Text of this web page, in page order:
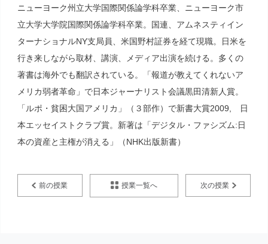
ニューヨーク州立大学国際関係論学科卒業、ニューヨーク市
立大学大学院国際関係論学科卒業。国連、アムネスティイン
ターナショナルNY支局員、米国野村証券を経て現職。日米を
行き来しながら取材、講演、メディア出演を続ける。多くの
著書は海外でも翻訳されている。「報道が教えてくれないア
メリカ弱者革命」で日本ジャーナリスト会議黒田清新人賞。
「ルポ・貧困大国アメリカ」（３部作）で新書大賞2009, 日
本エッセイストクラブ賞。新著は「デジタル・ファシズム:日
本の資産と主権が消える」（NHK出版新書）
前の授業 授業一覧へ 次の授業